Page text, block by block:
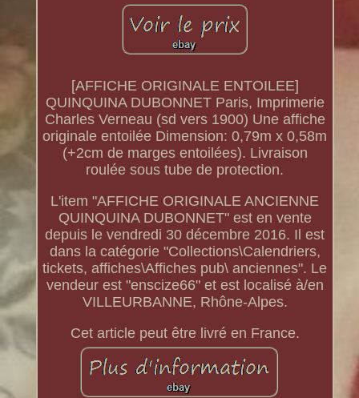
[AFFICHE ORIGINALE ENTOILEE]
QUINQUINA DUBONNET Paris, Imprimerie
Charles Verneau (sd vers 1900) Une affiche
originale entoilée Dimension: 0,79m x 0,58m
(+2cm de marges entoilées). Livraison
roulée sous tube de protection.
L'item "AFFICHE ORIGINALE ANCIENNE
QUINQUINA DUBONNET" est en vente
depuis le vendredi 30 décembre 2016. Il est
dans la catégorie "Collections\Calendriers,
tickets, affiches\Affiches pub\ anciennes". Le
vendeur est "enscize66" et est localisé à/en
VILLEURBANNE, Rhône-Alpes.
Cet article peut être livré en France.